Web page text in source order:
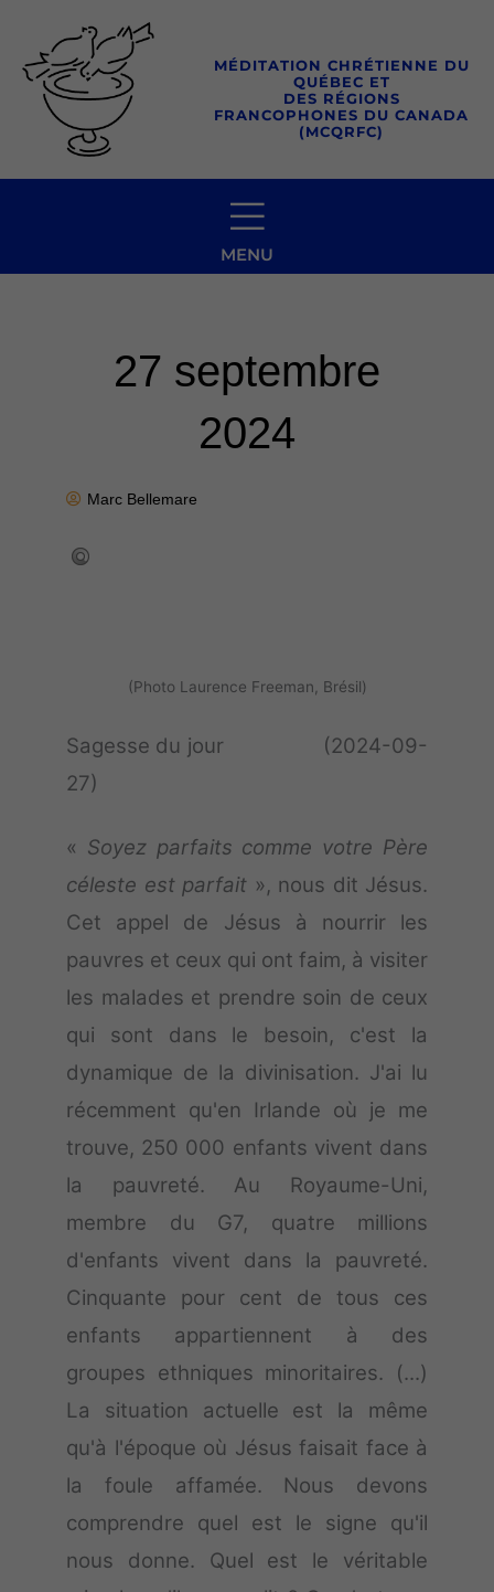
contenu
MÉDITATION CHRÉTIENNE DU
QUÉBEC ET
DES RÉGIONS
FRANCOPHONES DU CANADA
(MCQRFC)
MENU
27 septembre
2024
Marc Bellemare
(Photo Laurence Freeman, Brésil)
Sagesse du jour (2024-09-
27)
« Soyez parfaits comme votre Père
céleste est parfait », nous dit Jésus.
Cet appel de Jésus à nourrir les
pauvres et ceux qui ont faim, à visiter
les malades et prendre soin de ceux
qui sont dans le besoin, c'est la
dynamique de la divinisation. J'ai lu
récemment qu'en Irlande où je me
trouve, 250 000 enfants vivent dans
la pauvreté. Au Royaume-Uni,
membre du G7, quatre millions
d'enfants vivent dans la pauvreté.
Cinquante pour cent de tous ces
enfants appartiennent à des
groupes ethniques minoritaires. (...)
La situation actuelle est la même
qu'à l'époque où Jésus faisait face à
la foule affamée. Nous devons
comprendre quel est le signe qu'il
nous donne. Quel est le véritable